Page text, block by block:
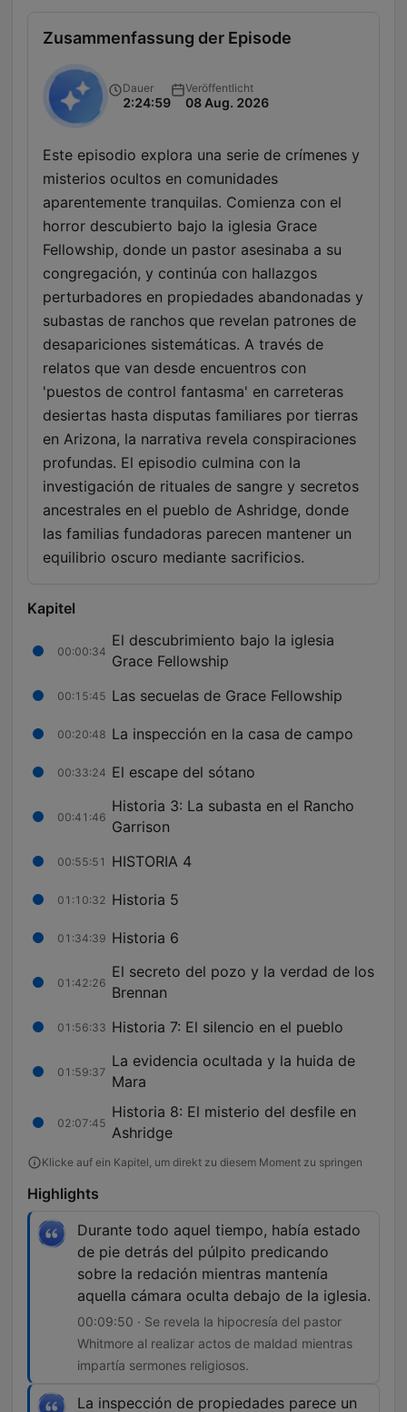
Zusammenfassung der Episode
Dauer
2:24:59
Veröffentlicht
08 Aug. 2026
Este episodio explora una serie de crímenes y
misterios ocultos en comunidades
aparentemente tranquilas. Comienza con el
horror descubierto bajo la iglesia Grace
Fellowship, donde un pastor asesinaba a su
congregación, y continúa con hallazgos
perturbadores en propiedades abandonadas y
subastas de ranchos que revelan patrones de
desapariciones sistemáticas. A través de
relatos que van desde encuentros con
'puestos de control fantasma' en carreteras
desiertas hasta disputas familiares por tierras
en Arizona, la narrativa revela conspiraciones
profundas. El episodio culmina con la
investigación de rituales de sangre y secretos
ancestrales en el pueblo de Ashridge, donde
las familias fundadoras parecen mantener un
equilibrio oscuro mediante sacrificios.
Kapitel
00:00:34
El descubrimiento bajo la iglesia
Grace Fellowship
00:15:45 Las secuelas de Grace Fellowship
00:20:48 La inspección en la casa de campo
00:33:24 El escape del sótano
00:41:46
Historia 3: La subasta en el Rancho
Garrison
00:55:51 HISTORIA 4
01:10:32 Historia 5
01:34:39 Historia 6
01:42:26
El secreto del pozo y la verdad de los
Brennan
01:56:33 Historia 7: El silencio en el pueblo
01:59:37
La evidencia ocultada y la huida de
Mara
02:07:45
Historia 8: El misterio del desfile en
Ashridge
Klicke auf ein Kapitel, um direkt zu diesem Moment zu springen
Highlights
Durante todo aquel tiempo, había estado
de pie detrás del púlpito predicando
sobre la redación mientras mantenía
aquella cámara oculta debajo de la iglesia.
00:09:50 · Se revela la hipocresía del pastor
Whitmore al realizar actos de maldad mientras
impartía sermones religiosos.
La inspección de propiedades parece un